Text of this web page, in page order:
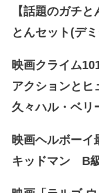
【話題のガチ
とんセット(デ
映画クライム
アクションとヒ
久々ハル・ベ
映画ヘルボー
キッドマン B